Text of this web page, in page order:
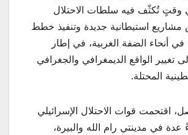
وقتٍ تُكثّف فيه سلطات الاحتلال
استيطانية جديدة وتنفيذ خطط
في أنحاء الضفة الغربية، في إطار
تغيير الواقع الديمغرافي والجغرافي
المحتلة.
اقتحمت قوات الاحتلال الإسرائيلي
عدة في مدينتي رام الله والبيرة،